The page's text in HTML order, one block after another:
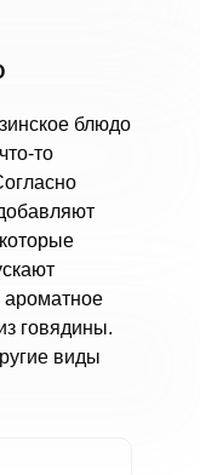
блюдо
то
говядины.
виды